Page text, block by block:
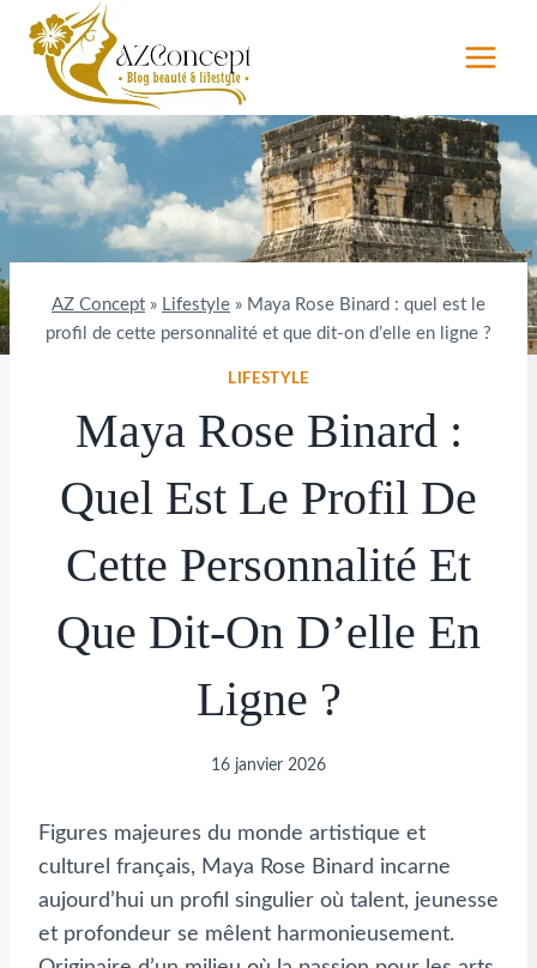
Aller
contenu
AZ Concept » Lifestyle » Maya Rose Binard : quel est le
profil de cette personnalité et que dit-on d’elle en ligne ?
LIFESTYLE
Maya Rose Binard :
Quel Est Le Profil De
Cette Personnalité Et
Que Dit-On D’elle En
Ligne ?
16 janvier 2026
Figures majeures du monde artistique et
culturel français, Maya Rose Binard incarne
aujourd’hui un profil singulier où talent, jeunesse
et profondeur se mêlent harmonieusement.